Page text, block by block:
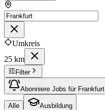
Umkreis
25 km
Filter
Abonniere Jobs für Frankfurt
Alle Ausbildung